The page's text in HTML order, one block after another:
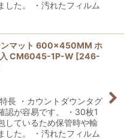
した。 ・汚れたフィルム
ンマット 600×450MM ホ
入 CM6045-1P-W [246-
長 ・カウントダウンタグ
認が容易です。 ・30枚1
しているため保管時や輸
した。 ・汚れたフィルム